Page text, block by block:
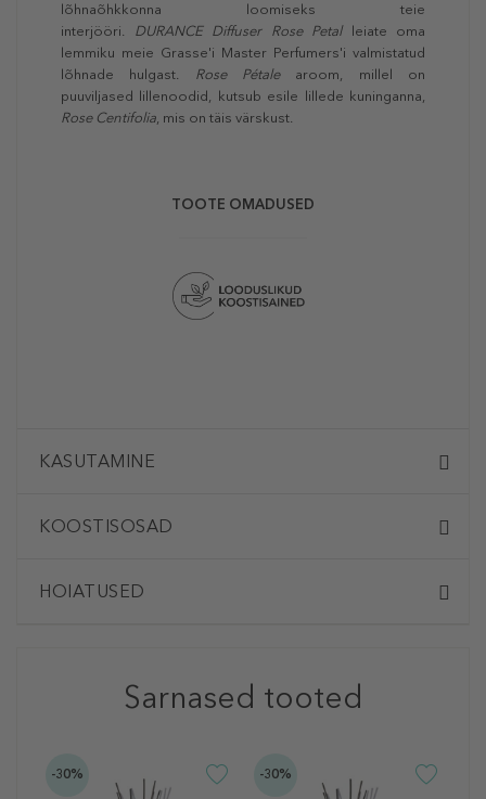
lõhnaõhkkonna loomiseks teie
interjööri. DURANCE Diffuser Rose Petal leiate oma
lemmiku meie Grasse'i Master Perfumers'i valmistatud
lõhnade hulgast. Rose Pétalearoom, millel on
puuviljased lillenoodid, kutsub esile lillede kuninganna,
Rose Centifolia, mis on täis värskust.
TOOTE OMADUSED
KASUTAMINE
KOOSTISOSAD
HOIATUSED
Sarnased tooted
-30% -30%